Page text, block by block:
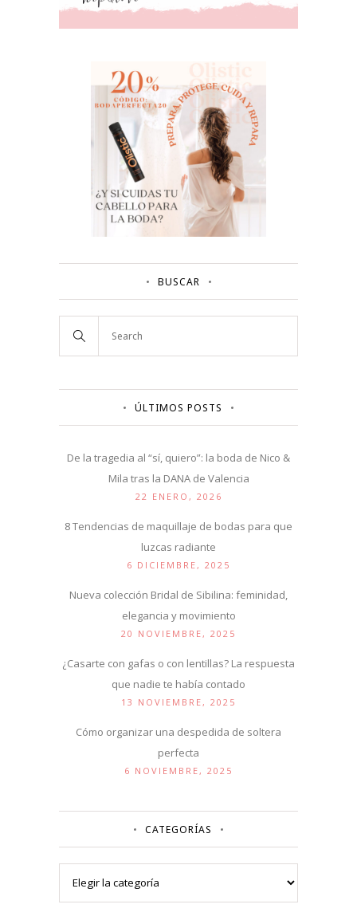
BUSCAR
ÚLTIMOS POSTS
De la tragedia al “sí, quiero”: la boda de Nico &
Mila tras la DANA de Valencia
22 ENERO, 2026
8 Tendencias de maquillaje de bodas para que
luzcas radiante
6 DICIEMBRE, 2025
Nueva colección Bridal de Sibilina: feminidad,
elegancia y movimiento
20 NOVIEMBRE, 2025
¿Casarte con gafas o con lentillas? La respuesta
que nadie te había contado
13 NOVIEMBRE, 2025
Cómo organizar una despedida de soltera
perfecta
6 NOVIEMBRE, 2025
CATEGORÍAS